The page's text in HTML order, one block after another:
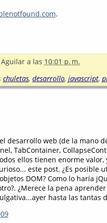
.
Aguilar a las 10:01 p. m.
chuletas, desarrollo, javascript,
desarrollo web (de la mano
TabContainer,
ellos tienen enorme
este post. ¿Es posible
DOM? Como lo haría
¿Merece la pena
hasta las tantas